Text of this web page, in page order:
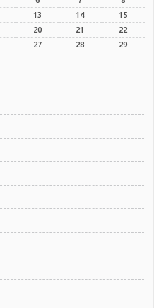
13 14
15
20 21
22
27 28
29